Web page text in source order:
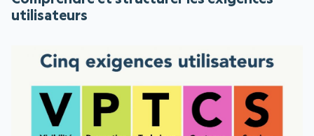
utilisateurs